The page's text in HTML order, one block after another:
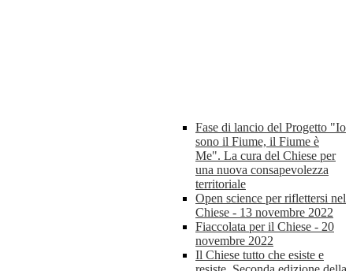
Fase di lancio del Progetto "Io
sono il Fiume, il Fiume è
Me". La cura del Chiese per
una nuova consapevolezza
territoriale
Open science per riflettersi nel
Chiese - 13 novembre 2022
Fiaccolata per il Chiese - 20
novembre 2022
Il Chiese tutto che esiste e